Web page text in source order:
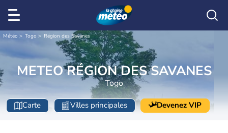
Météo Togo Région des Savanes
METEO RÉGION DES SAVANES
Togo
Carte Villes principales Devenez VIP